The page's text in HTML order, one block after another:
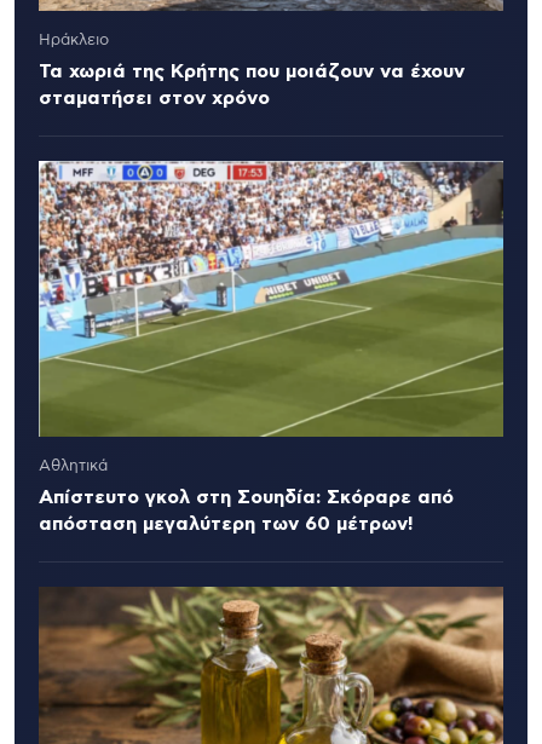
Ηράκλειο
Τα χωριά της Κρήτης που μοιάζουν να έχουν
σταματήσει στον χρόνο
Αθλητικά
Απίστευτο γκολ στη Σουηδία: Σκόραρε από
απόσταση μεγαλύτερη των 60 μέτρων!